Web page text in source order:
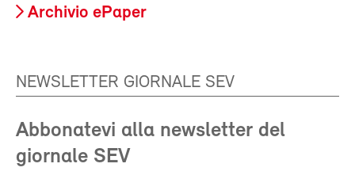
Archivio ePaper
NEWSLETTER GIORNALE SEV
Abbonatevi alla newsletter del
giornale SEV